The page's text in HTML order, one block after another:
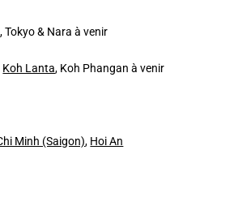
, Tokyo & Nara à venir
Koh Lanta, Koh Phangan à venir
Minh (Saigon), Hoi An